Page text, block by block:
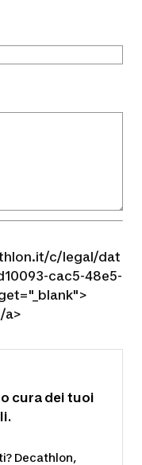
c/legal/dat
cac5-48e5-
a>
cura dei tuoi
Decathlon,